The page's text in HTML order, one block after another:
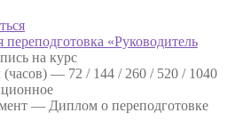
«Руководитель
на курс
(часов) — 72 / 144 / 260 / 520 / 1040
— Диплом о переподготовке